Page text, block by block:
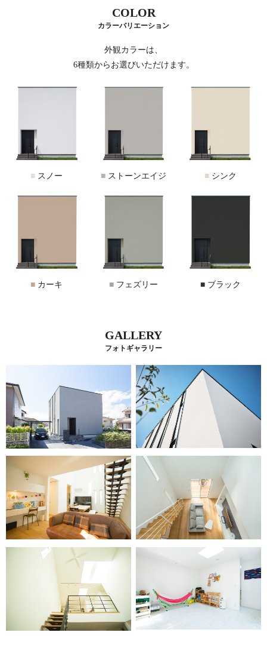
COLOR
カラーバリエーション
外観カラーは、
6種類からお選びいただけます。
■ スノー ■ストーンエイジ ■シンク
■ カーキ ■フェズリー ■ブラック
GALLERY
フォトギャラリー